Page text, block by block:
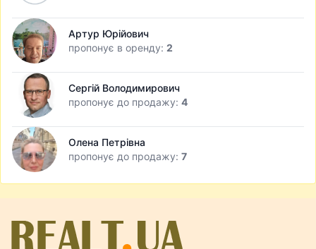
Артур Юрійович
пропонує в оренду: 2
Сергій Володимирович
пропонує до продажу: 4
Олена Петрівна
пропонує до продажу: 7